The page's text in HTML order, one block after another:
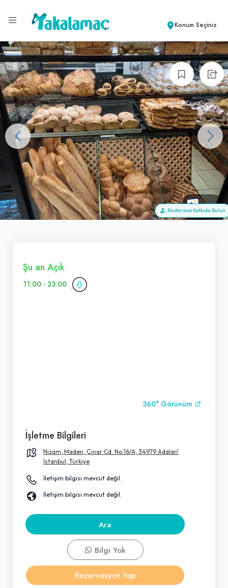
Konum Seçiniz
+37
Restorana Katkıda Bulun
Şu an Açık
11:00 - 23:00
360° Görünüm
İşletme Bilgileri
Nizam, Maden, Çınar Cd. No:16/A, 34979 Adalar/
İstanbul, Türkiye
İletişim bilgisi mevcut değil.
İletişim bilgisi mevcut değil.
Ara
Bilgi Yok
Rezervasyon Yap